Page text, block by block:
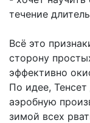
течение
Всё это
сторону
эффективно
По идее,
аэробную
зимой всех